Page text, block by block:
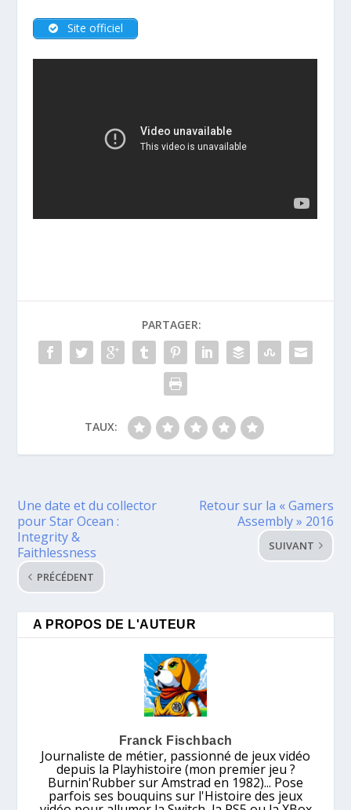
Site officiel
PARTAGER:
TAUX:
Une date et du collector
pour Star Ocean :
Integrity &
Faithlessness
PRÉCÉDENT
Retour sur la « Gamers
Assembly » 2016
SUIVANT
A PROPOS DE L'AUTEUR
Franck Fischbach
Journaliste de métier, passionné de jeux vidéo
depuis la Playhistoire (mon premier jeu ?
Burnin'Rubber sur Amstrad en 1982)... Pose
parfois ses bouquins sur l'Histoire des jeux